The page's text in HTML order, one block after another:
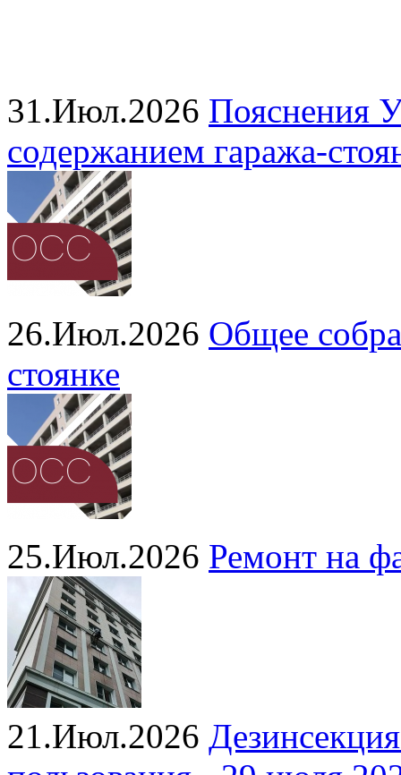
31.Июл.2026 Пояснения
содержанием
26.Июл.2026 Общее
стоянке
25.Июл.2026 Ремонт на
21.Июл.2026